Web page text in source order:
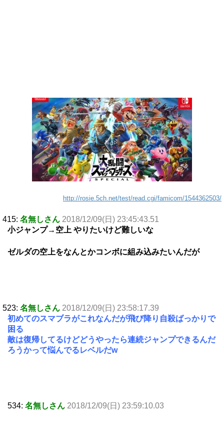
http://rosie.5ch.net/test/read.cgi/famicom/1544362503/
415: 名無しさん 2018/12/09(日) 23:45:43.51
小ジャンプ→空上 やりたいけど難しいな
ゼルダの空上をなんとかコンボに組み込みたいんだが
523: 名無しさん 2018/12/09(日) 23:58:17.39
初めてのスマブラがこれなんだが飛び降り自殺ばっかりで
困る
敵は復帰してるけどどうやったら連続ジャンプできるんだ
ろうかって悩んでるレベルだw
534: 名無しさん 2018/12/09(日) 23:59:10.03